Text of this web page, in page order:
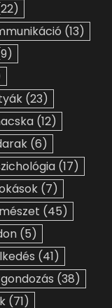
(13)
(23)
(12)
(6)
(17)
(7)
(45)
(5)
(41)
(38)
(71)